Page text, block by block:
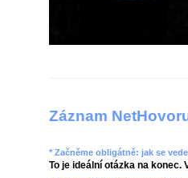
Záznam
* Začněme obligátně: jak se
To je ideální otázka na konec.